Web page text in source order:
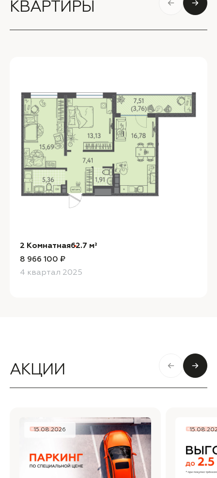
КВАРТИРЫ
2 Комнатная62.7 м²
8 966 100 ₽
4 квартал 2025
АКЦИИ
15.08.2026